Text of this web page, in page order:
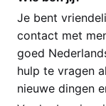
Je bent
contact met
goed
hulp te vragen
nieuwe dingen